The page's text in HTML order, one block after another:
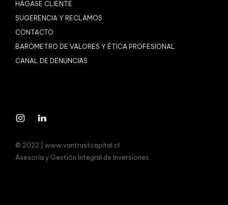
HÁGASE CLIENTE
SUGERENCIA Y RECLAMOS
CONTACTO
BARÓMETRO DE VALORES Y ÉTICA PROFESIONAL
CANAL DE DENUNCIAS
© 2022 | www.vantrustcapital.cl
Asesoría y Gestión Integral de Inversiones